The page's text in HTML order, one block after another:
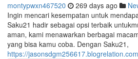
montypwxn467520 269 days ago
Ingin mencari kesempatan untuk
Saku21 hadir sebagai opsi terbaik
aman, kami menawarkan berbagai
yang bisa kamu coba. Dengan Saku21,
https://